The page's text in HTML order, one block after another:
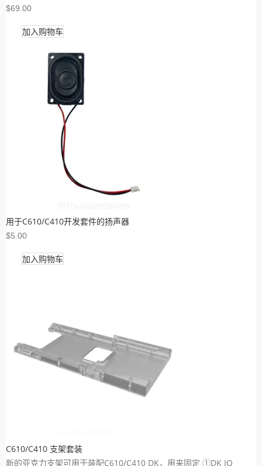
$69.00
加入购物车
用于C610/C410开发套件的扬声器
$5.00
加入购物车
C610/C410 支架套装
新的亚克力支架可用于装配C610/C410 DK，用来固定 ①DK IO